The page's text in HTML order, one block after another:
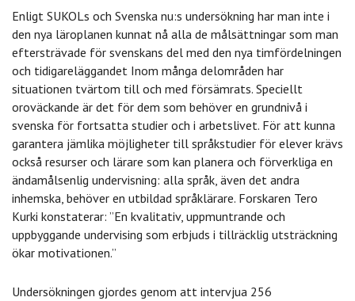
Enligt SUKOLs och Svenska nu:s undersökning har man inte i
den nya läroplanen kunnat nå alla de målsättningar som man
eftersträvade för svenskans del med den nya timfördelningen
och tidigareläggandet Inom många delområden har
situationen tvärtom till och med försämrats. Speciellt
oroväckande är det för dem som behöver en grundnivå i
svenska för fortsatta studier och i arbetslivet. För att kunna
garantera jämlika möjligheter till språkstudier för elever krävs
också resurser och lärare som kan planera och förverkliga en
ändamålsenlig undervisning: alla språk, även det andra
inhemska, behöver en utbildad språklärare. Forskaren Tero
Kurki konstaterar: ”En kvalitativ, uppmuntrande och
uppbyggande undervising som erbjuds i tillräcklig utsträckning
ökar motivationen.”
Undersökningen gjordes genom att intervjua 256